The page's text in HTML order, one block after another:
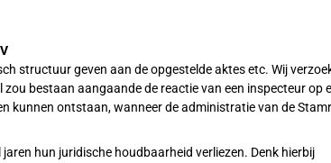
structuur geven aan de opgestelde aktes etc. Wij
bestaan aangaande de reactie van een inspecteur op
kunnen ontstaan, wanneer de administratie van de
hun juridische houdbaarheid verliezen. Denk hierbij